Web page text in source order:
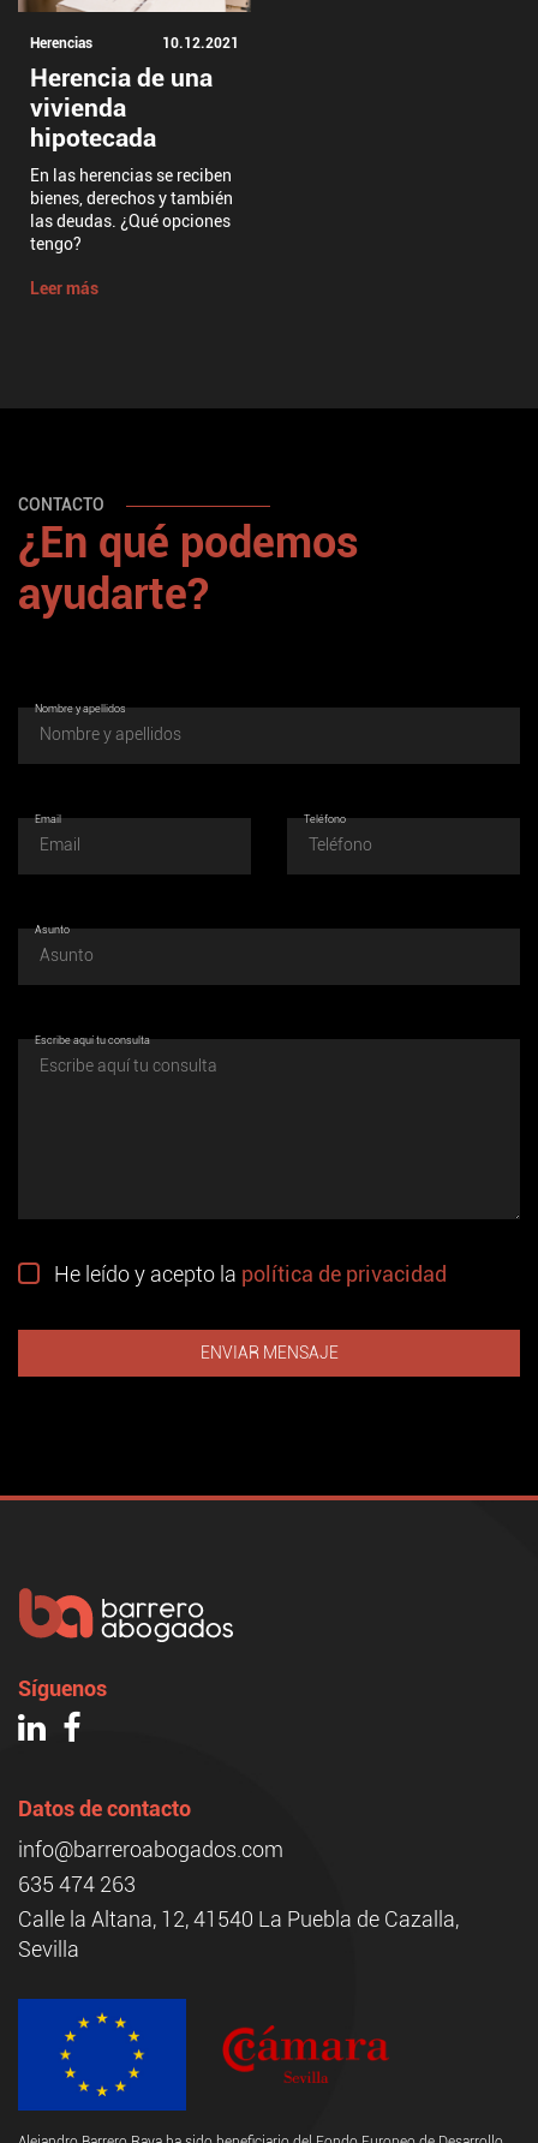
Herencias 10.12.2021
Herencia de una
vivienda
hipotecada
En las herencias se reciben
bienes, derechos y también
las deudas. ¿Qué opciones
tengo?
Leer más
CONTACTO
¿En qué podemos
ayudarte?
Nombre y apellidos
Email Teléfono
Asunto
Escribe aquí tu consulta
He leído y acepto la política de privacidad
Síguenos
Datos de contacto
info@barreroabogados.com
635 474 263
Calle la Altana, 12, 41540 La Puebla de Cazalla,
Sevilla